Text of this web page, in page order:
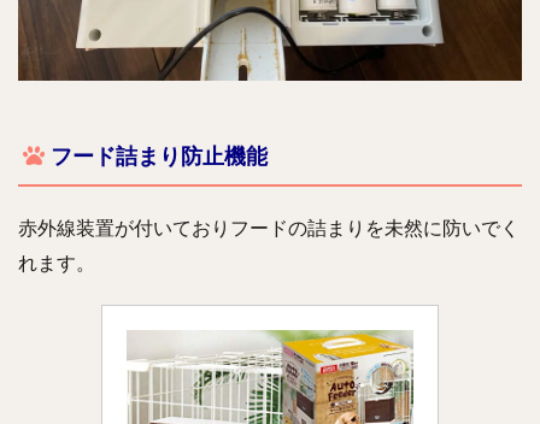
フード詰まり防止機能
赤外線装置が付いておりフードの詰まりを未然に防いでく
れます。